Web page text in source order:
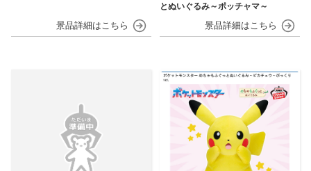
とぬいぐるみ～ポッチャマ～